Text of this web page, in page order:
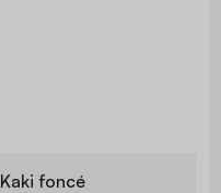
Kaki foncé